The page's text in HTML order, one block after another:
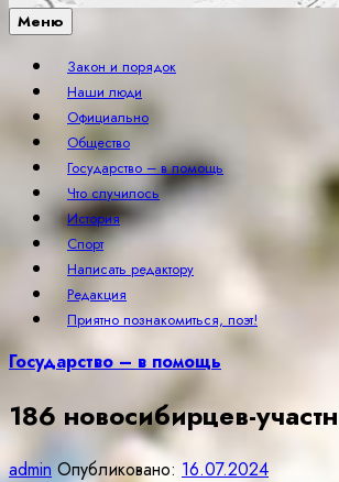
Меню
Закон и порядок
Наши люди
Официально
Общество
Государство – в помощь
Что случилось
История
Спорт
Написать редактору
Редакция
Приятно познакомиться, поэт!
Государство – в помощь
186 новосибирцев-
admin Опубликовано: 16.07.2024